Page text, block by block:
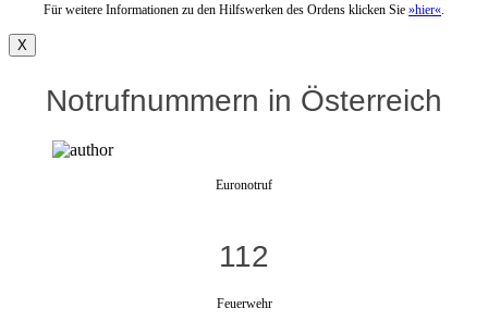
Für weitere Informationen zu den Hilfswerken des Ordens klicken Sie »hier«
X
Notrufnummern in Österreich
Euronotruf
112
Feuerwehr